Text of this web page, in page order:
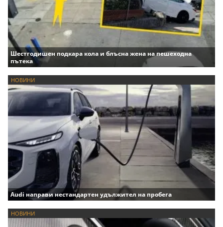
Шестгодишен подкара кола и блъсна жена на пешеходна
пътека
НОВИНИ
Audi направи нестандартен удължител на пробега
НОВИНИ